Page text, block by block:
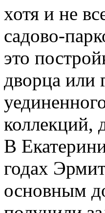
хотя и не
садово-
это
дворца или
коллекций,
В
годах
основным